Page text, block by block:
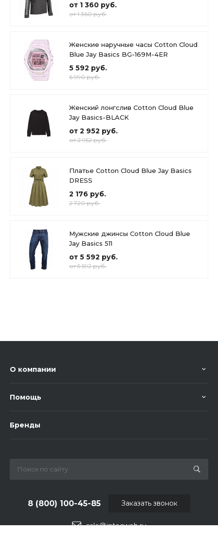
от 1 360 руб.
от 1 360 руб.
Женские наручные часы Cotton Cloud
Blue Jay Basics BG-169M-4ER
5 592 руб.
6 990 руб.
Женский лонгслив Cotton Cloud Blue
Jay Basics-BLACK
от 2 952 руб.
от 2 952 руб.
Платье Cotton Cloud Blue Jay Basics
DRESS
2 176 руб.
2 720 руб.
Мужские джинсы Cotton Cloud Blue
Jay Basics 511
от 5 592 руб.
от 5 592 руб.
О компании
Помощь
Бренды
sale@intecweb.ru
8 (800) 100-45-85 Заказать звонок